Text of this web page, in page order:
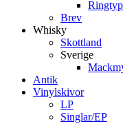
Brev
Whisky
Skottland
Sverige
Antik
Vinylskivor
LP
Singlar/EP